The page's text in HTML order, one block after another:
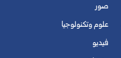
صور
علوم وتكنولوجيا
فيديو